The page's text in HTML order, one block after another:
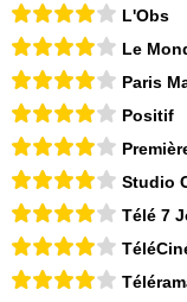
L'Obs
Le
Paris
Positif
Studio
Télé 7